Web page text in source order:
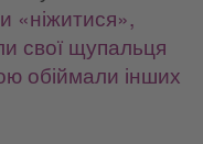
«ніжитися»,
свої щупальця
обіймали інших